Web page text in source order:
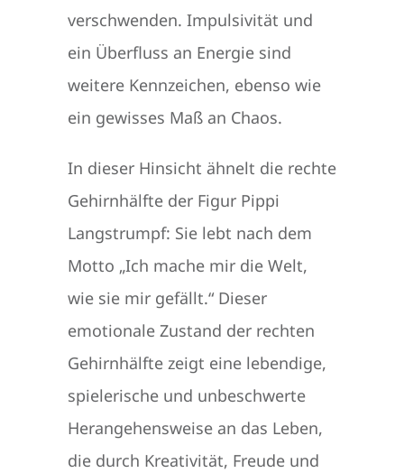
verschwenden. Impulsivität und
ein Überfluss an Energie sind
weitere Kennzeichen, ebenso wie
ein gewisses Maß an Chaos.
In dieser Hinsicht ähnelt die rechte
Gehirnhälfte der Figur Pippi
Langstrumpf: Sie lebt nach dem
Motto „Ich mache mir die Welt,
wie sie mir gefällt.“ Dieser
emotionale Zustand der rechten
Gehirnhälfte zeigt eine lebendige,
spielerische und unbeschwerte
Herangehensweise an das Leben,
die durch Kreativität, Freude und